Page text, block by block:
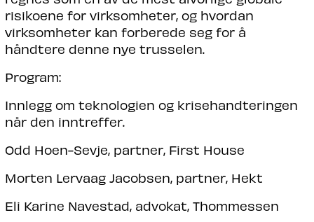
risikoene for virksomheter, og hvordan
virksomheter kan forberede seg for å
håndtere denne nye trusselen.
Program:
Innlegg om teknologien og krisehandteringen
når den inntreffer.
Odd Hoen-Sevje, partner, First House
Morten Lervaag Jacobsen, partner, Hekt
Eli Karine Navestad, advokat, Thommessen